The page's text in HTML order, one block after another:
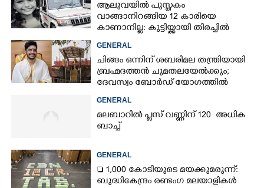
ആലുവയിൽ പുസ്തകം
വാങ്ങാനിറങ്ങിയ 12 കാരിയെ
കാണാനില്ല: കുട്ടിയ്ക്കായി തിരച്ചിൽ
GENERAL
ചിങ്ങം ഒന്നിന് ശബരിമല തന്ത്രിയായി
ബ്രഹ്മദത്തൻ ചുമതലയേൽക്കും;
ദേവസ്വം ബോർഡ് യോഗത്തിൽ
തീരുമാനം
GENERAL
മലബാറിൽ പ്ലസ് വണ്ണിന് 120 അധിക
ബാച്ച്
GENERAL
 1,000 കോടിയുടെ മയക്കുമരുന്ന്:
ബുദ്ധികേന്ദ്രം രണ്ടംഗ മലയാളികൾ